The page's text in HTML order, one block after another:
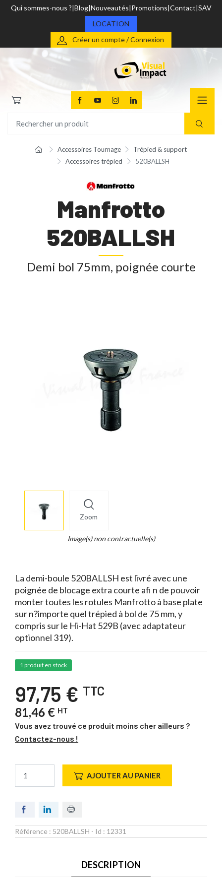
Qui sommes-nous ? Blog Nouveautés Promotions Contact SAV
LOCATION
Créer un compte / Connexion
Accessoires Tournage
Trépied & support
Accessoires trépied
520BALLSH
Manfrotto
520BALLSH
Demi bol 75mm, poignée courte
Zoom
info
Image(s) non contractuelle(s)
La demi-boule 520BALLSH est livré avec une
poignée de blocage extra courte afi n de pouvoir
monter toutes les rotules Manfrotto à base plate
sur n?importe quel trépied à bol de 75 mm, y
compris sur le Hi-Hat 529B (avec adaptateur
optionnel 319).
1 produit en stock
97,75 € TTC
81,46 € HT
Vous avez trouvé ce produit moins cher ailleurs ?
Contactez-nous !
AJOUTER AU PANIER
Référence : 520BALLSH - Id : 12331
DESCRIPTION